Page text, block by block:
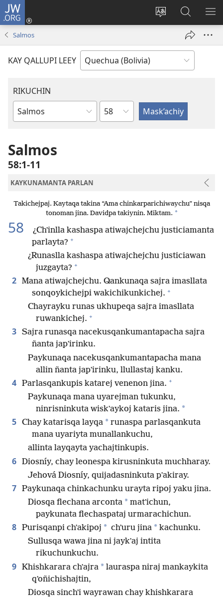
JW.ORG
Change
language
Yaykunapaj
(opens
JW.ORG
nisqapi
Salmos
KAY QALLUPI LEEY
RIKUCHIN
Bibliamanta
Capítulo
Salmos
58:1-11
KAYKUNAMANTA PARLAN
Takichejpaj. Kaytaqa takina “Ama chinkarparichiwaychu” nisqa
tonoman jina. Davidpa takiynin. Miktam. *
58
¿Chʼinlla kashaspa atiwajchejchu justiciamanta
parlayta? +
¿Runaslla kashaspa atiwajchejchu justiciawan
juzgayta? +
2 Mana atiwajchejchu. Qankunaqa sajra imasllata
sonqoykichejpi wakichikunkichej. +
Chayrayku runas ukhupeqa sajra imasllata
ruwankichej. +
3 Sajra runasqa nacekusqankumantapacha sajra
ñanta japʼirinku.
Paykunaqa nacekusqankumantapacha mana
allin ñanta japʼirinku, llullastaj kanku.
4 Parlasqankupis katarej venenon jina. +
Paykunaqa mana uyarejman tukunku,
ninrisninkuta wiskʼaykoj kataris jina. *
5 Chay katarisqa layqa * runaspa parlasqankuta
mana uyariyta munallankuchu,
allinta layqayta yachajtinkupis.
6 Diosníy, chay leonespa kirusninkuta muchharay.
Jehová Diosníy, quijadasninkuta pʼakiray.
7 Paykunaqa chinkachunku urayta ripoj yaku jina.
Diosqa flechana arconta * matʼichun,
paykunata flechaspataj urmarachichun.
8 Purisqanpi chʼakipoj * chʼuru jina * kachunku.
Sullusqa wawa jina ni jaykʼaj intita
rikuchunkuchu.
9 Khishkarara chʼajra * lauraspa niraj mankaykita
qʼoñichishajtin,
Diosqa sinchʼi wayrawan chay khishkarara